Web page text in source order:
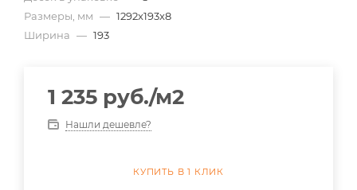
Размеры, мм — 1292x193x8
Ширина — 193
1 235 руб./м2
Нашли дешевле?
КУПИТЬ В 1 КЛИК